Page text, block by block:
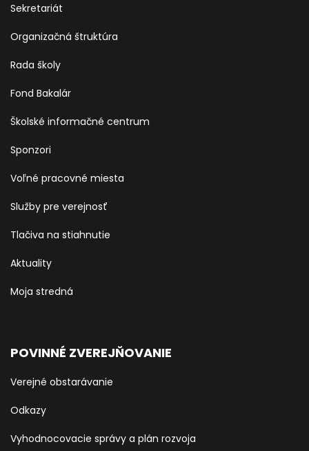
Sekretariát
Organizačná štruktúra
Rada školy
Fond Bakalár
Školské informačné centrum
Sponzori
Voľné pracovné miesta
Služby pre verejnosť
Tlačiva na stiahnutie
Aktuality
Moja stredná
POVINNÉ ZVEREJŇOVANIE
Verejné obstarávanie
Odkazy
Vyhodnocovacie správy a plán rozvoja